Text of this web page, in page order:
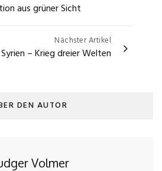
aus grüner Sicht
Nächster Artikel
Syrien – Krieg dreier Welten
DEN AUTOR
Volmer